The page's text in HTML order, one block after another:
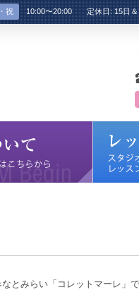
祝 10:00〜20:00 定休日: 15日＆
とみらい「コレットマーレ」